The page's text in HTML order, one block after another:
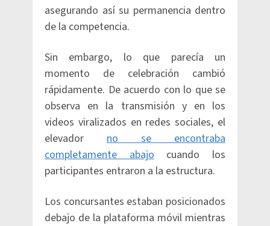
asegurando así su permanencia dentro
de la competencia.
Sin embargo, lo que parecía un
momento de celebración cambió
rápidamente. De acuerdo con lo que se
observa en la transmisión y en los
videos viralizados en redes sociales, el
elevador no se encontraba
completamente abajocuando los
participantes entraron a la estructura.
Los concursantes estaban posicionados
debajo de la plataforma móvil mientras